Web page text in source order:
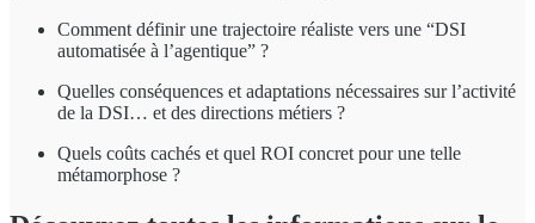
Comment définir une trajectoire réaliste vers une “DSI
automatisée à l’agentique” ?
Quelles conséquences et adaptations nécessaires sur l’activité
de la DSI… et des directions métiers ?
Quels coûts cachés et quel ROI concret pour une telle
métamorphose ?